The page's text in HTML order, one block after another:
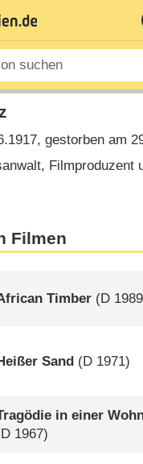
gestorben am
Filmproduzent
Filmen
Timber (D
Sand (D 1971)
in einer
D 1967)